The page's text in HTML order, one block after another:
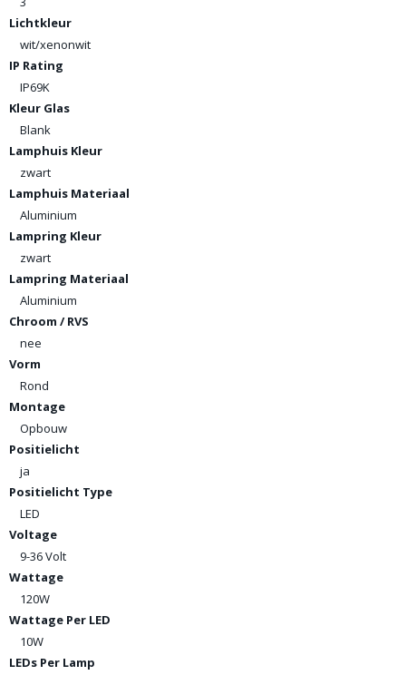
Lichtkleur
wit/xenonwit
IP Rating
IP69K
Kleur Glas
Blank
Lamphuis Kleur
zwart
Lamphuis Materiaal
Aluminium
Lampring Kleur
zwart
Lampring Materiaal
Aluminium
Chroom / RVS
nee
Vorm
Rond
Montage
Opbouw
Positielicht
ja
Positielicht Type
LED
Voltage
9-36 Volt
Wattage
120W
Wattage Per LED
10W
LEDs Per Lamp